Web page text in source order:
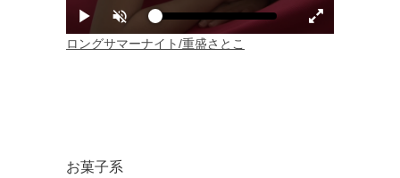
お菓子系